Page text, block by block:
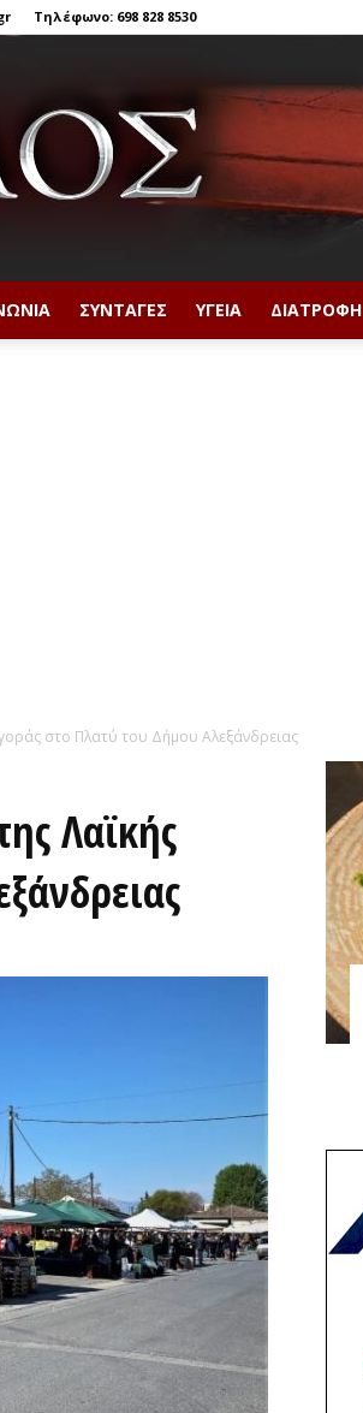
Τηλέφωνο: 698 828 8530
ΣΥΝΤΑΓΈΣ ΥΓΕΊΑ ΔΙΑΤΡΟΦΉ
στo Πλατύ του Δήμου Αλεξάνδρειας
Λαϊκής